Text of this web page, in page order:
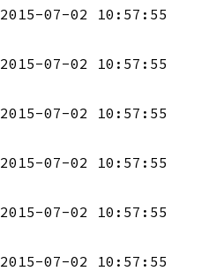
2015-07-02 10:57:55
2015-07-02 10:57:55
2015-07-02 10:57:55
2015-07-02 10:57:55
2015-07-02 10:57:55
2015-07-02 10:57:55